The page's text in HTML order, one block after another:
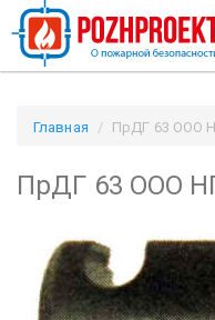
Главная ПрДГ 63 ООО
ПрДГ 63 ООО